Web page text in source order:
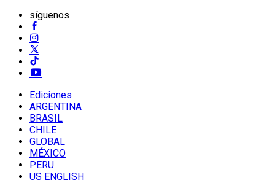
síguenos
Ediciones
ARGENTINA
BRASIL
CHILE
GLOBAL
MÉXICO
PERU
US ENGLISH